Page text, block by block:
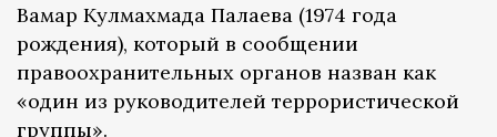
Вамар Кулмахмада Палаева (1974 года
рождения), который в сообщении
правоохранительных органов назван как
«один из руководителей террористической
группы».